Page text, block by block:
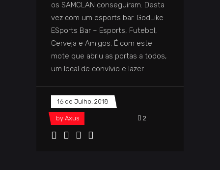
os SAMCLAN conseguiram. Desta
vez com um esports bar. GodLike
ESports Bar – Esports, Futebol,
Cerveja e Amigos. É com este
mote que abriu as portas a todos,
um local de convívio e lazer
16 de Julho, 2018
by Axus 2